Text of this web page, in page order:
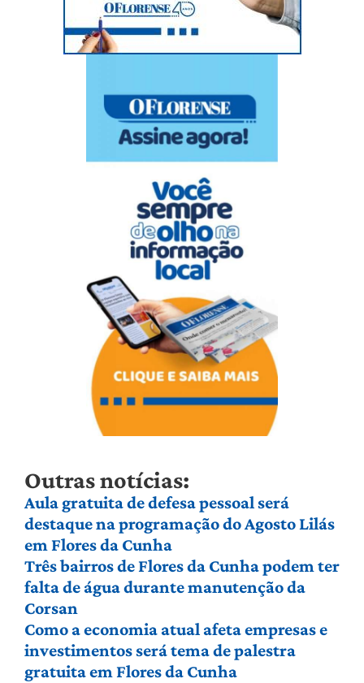
Outras notícias:
Aula gratuita de defesa pessoal será
destaque na programação do Agosto Lilás
em Flores da Cunha
Três bairros de Flores da Cunha podem ter
falta de água durante manutenção da
Corsan
Como a economia atual afeta empresas e
investimentos será tema de palestra
gratuita em Flores da Cunha